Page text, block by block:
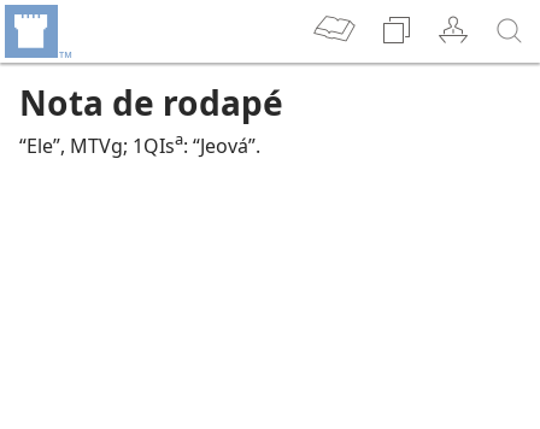
Nota de rodapé
“Ele”, MTVg; 1QIsa: “Jeová”.